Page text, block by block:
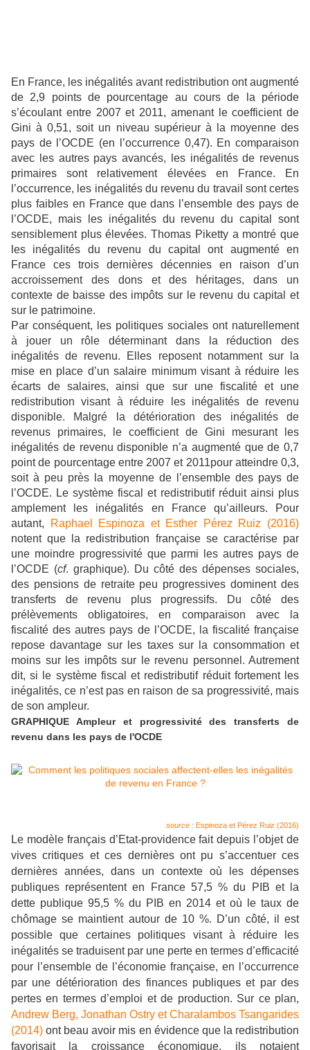
En France, les inégalités avant redistribution ont augmenté
de 2,9 points de pourcentage au cours de la période
s’écoulant entre 2007 et 2011, amenant le coefficient de
Gini à 0,51, soit un niveau supérieur à la moyenne des
pays de l’OCDE (en l’occurrence 0,47). En comparaison
avec les autres pays avancés, les inégalités de revenus
primaires sont relativement élevées en France. En
l’occurrence, les inégalités du revenu du travail sont certes
plus faibles en France que dans l’ensemble des pays de
l’OCDE, mais les inégalités du revenu du capital sont
sensiblement plus élevées. Thomas Piketty a montré que
les inégalités du revenu du capital ont augmenté en
France ces trois dernières décennies en raison d’un
accroissement des dons et des héritages, dans un
contexte de baisse des impôts sur le revenu du capital et
sur le patrimoine.
Par conséquent, les politiques sociales ont naturellement
à jouer un rôle déterminant dans la réduction des
inégalités de revenu. Elles reposent notamment sur la
mise en place d’un salaire minimum visant à réduire les
écarts de salaires, ainsi que sur une fiscalité et une
redistribution visant à réduire les inégalités de revenu
disponible. Malgré la détérioration des inégalités de
revenus primaires, le coefficient de Gini mesurant les
inégalités de revenu disponible n’a augmenté que de 0,7
point de pourcentage entre 2007 et 2011pour atteindre 0,3,
soit à peu près la moyenne de l’ensemble des pays de
l’OCDE. Le système fiscal et redistributif réduit ainsi plus
amplement les inégalités en France qu’ailleurs. Pour
autant,
Raphael Espinoza et Esther Pérez Ruiz (2016)
notent que la redistribution française se caractérise par
une moindre progressivité que parmi les autres pays de
l’OCDE (cf. graphique). Du côté des dépenses sociales,
des pensions de retraite peu progressives dominent des
transferts de revenu plus progressifs. Du côté des
prélèvements obligatoires, en comparaison avec la
fiscalité des autres pays de l’OCDE, la fiscalité française
repose davantage sur les taxes sur la consommation et
moins sur les impôts sur le revenu personnel. Autrement
dit, si le système fiscal et redistributif réduit fortement les
inégalités, ce n’est pas en raison de sa progressivité, mais
de son ampleur.
GRAPHIQUE Ampleur et progressivité des transferts de
revenu dans les pays de l'OCDE
source : Espinoza et Pérez Ruiz (2016)
Le modèle français d’Etat-providence fait depuis l’objet de
vives critiques et ces dernières ont pu s’accentuer ces
dernières années, dans un contexte où les dépenses
publiques représentent en France 57,5 % du PIB et la
dette publique 95,5 % du PIB en 2014 et où le taux de
chômage se maintient autour de 10 %. D’un côté, il est
possible que certaines politiques visant à réduire les
inégalités se traduisent par une perte en termes d’efficacité
pour l’ensemble de l’économie française, en l’occurrence
par une détérioration des finances publiques et par des
pertes en termes d’emploi et de production. Sur ce plan,
Andrew Berg, Jonathan Ostry et Charalambos Tsangarides
(2014)ont beau avoir mis en évidence que la redistribution
favorisait la croissance économique, ils notaient